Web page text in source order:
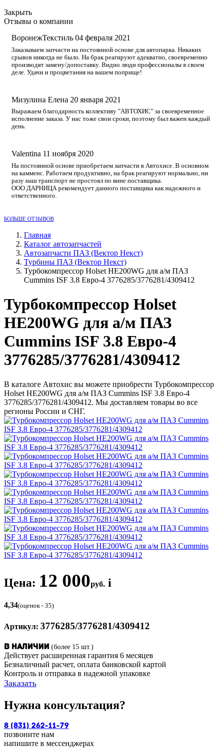
Закрыть
Отзывы о компании
ВоронежТекстиль 04 февраля 2021
Заказываем запчасти на постоянной основе для автопарка. Никаких
срывов никогда не было. На брак реагируют адекватно, своевременно
производят замену/допоставку. Видно люди профессионалы в своем
деле. Удачи и процветания на вашем поприще!
Мизулина Елена 20 января 2021
Выражаем благодарность коллективу "АВТОХИС" за своевременное
исполнение заказа. У нас тоже свои сроки, поэтому был важен каждый
день.
Valentina 11 ноября 2020
На постоянной основе приобретаем запчасти в Автохисе. В основном
на камменс. Работаем продуктивно, на брак реагируют нормально, ни
разу наш транспорт не простоял по вине поставщика.
ООО ДАРНИЦА рекомендует данного поставщика как надежного и
ответственного.
БОЛЬШЕ ОТЗЫВОВ
Главная
Каталог автозапчастей
Автозапчасти ПАЗ (Вектор Некст)
Турбины ПАЗ (Вектор Некст)
Турбокомпрессор Holset HE200WG для а/м ПАЗ
Cummins ISF 3.8 Евро-4 3776285/3776281/4309412
Турбокомпрессор Holset
HE200WG для а/м ПАЗ
Cummins ISF 3.8 Евро-4
3776285/3776281/4309412
В каталоге Автохис вы можете приобрести Турбокомпрессор
Holset HE200WG для а/м ПАЗ Cummins ISF 3.8 Евро-4
3776285/3776281/4309412. Мы доставляем товары во все
регионы России и СНГ.
Цена: 12 000руб. i
4,34(оценок - 35)
Артикул: 3776285/3776281/4309412
В наличии (более 15 шт.)
Действует расширенная гарантия 6 месяцев
Безналичный расчет, оплата банковской картой
Контроль и отправка в надежной упаковке
Заказать
Нужна консультация?
8 (831) 262-11-79
позвоните нам
напишите в мессенджерах